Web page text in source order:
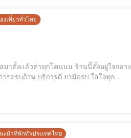
งเที่ยวทั่วไทย
าตั้งเเล้วค่าทุกโคนนน ร้านนี้ตั้งอยู่ใจกลาง
ะนำที่พักทั่วประเทศไทย